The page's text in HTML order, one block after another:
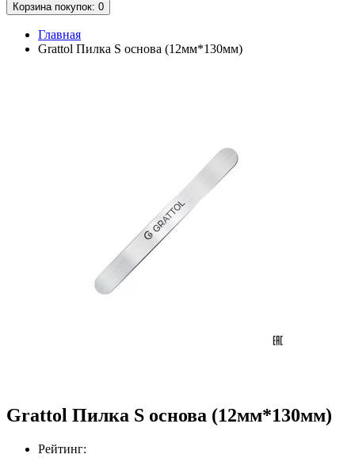
Корзинапокупок: 0
Главная
Grattol Пилка S основа (12мм*130мм)
Grattol Пилка S основа (12мм*130мм)
Рейтинг: